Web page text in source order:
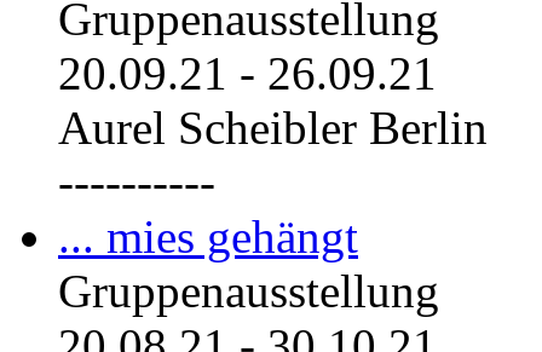
Gruppenausstellung
20.09.21 - 26.09.21
Aurel Scheibler Berlin
----------
... mies gehängt
Gruppenausstellung